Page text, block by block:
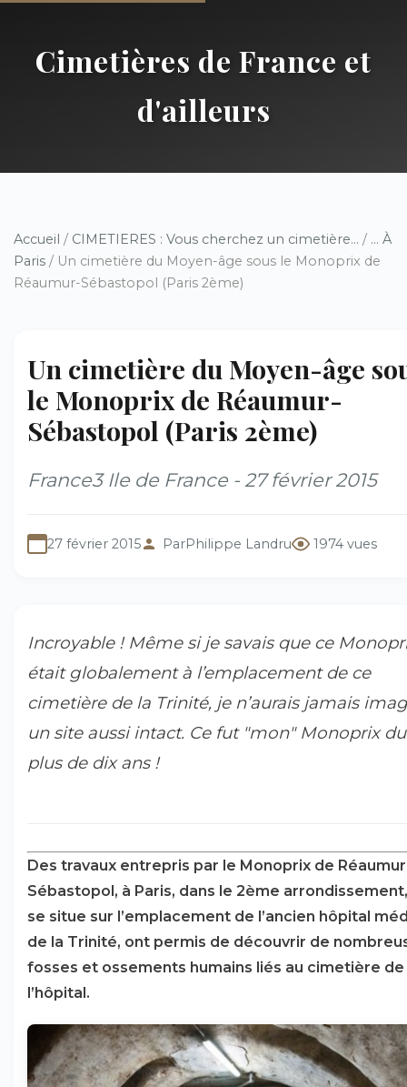
Cimetières de France et
d'ailleurs
Accueil / CIMETIERES : Vous cherchez un cimetière... / ... À
Paris / Un cimetière du Moyen-âge sous le Monoprix de
Réaumur-Sébastopol (Paris 2ème)
Un cimetière du Moyen-âge
le Monoprix de Réaumur-
Sébastopol (Paris 2ème)
France3 Ile de France - 27 février 2015
27 février 2015 ParPhilippe Landru 1974 vues
Incroyable ! Même si je savais que ce
était globalement à l’emplacement de ce
cimetière de la Trinité, je n’aurais jamais
un site aussi intact. Ce fut "mon" Monoprix
plus de dix ans !
Des travaux entrepris par le Monoprix de
Sébastopol, à Paris, dans le 2ème
se situe sur l’emplacement de l’ancien hôpital
de la Trinité, ont permis de découvrir de
fosses et ossements humains liés au cimetière de
l’hôpital.